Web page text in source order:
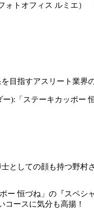
トオフィス ルミエ）
目指すアスリート業界
):「ステーキカッポー
としての顔も持つ野
恒づね」の『スペシ
コースに気分も高揚！